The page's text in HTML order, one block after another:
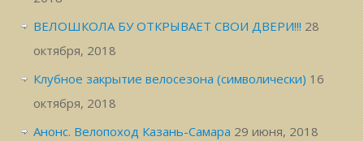
ВЕЛОШКОЛА БУ ОТКРЫВАЕТ СВОИ ДВЕРИ!!! 28
октября, 2018
Клубное закрытие велосезона (символически) 16
октября, 2018
Анонс. Велопоход Казань-Самара 29 июня, 2018